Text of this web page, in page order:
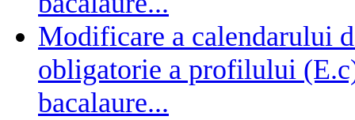
Modificare a calendarului
obligatorie a profilului
bacalaure...